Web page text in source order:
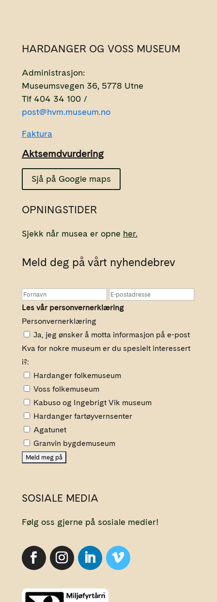
HARDANGER OG VOSS MUSEUM
Administrasjon:
Museumsvegen 36, 5778 Utne
Tlf 404 34 100 /
post@hvm.museum.no
Faktura
Aktsemdvurdering
Sjå på Google maps
OPNINGSTIDER
Sjekk når musea er opne her.
Meld deg på vårt nyhendebrev
Les vår personvernerklæring
Personvernerklæring
Ja, jeg ønsker å motta informasjon på e-post
Kva for nokre museum er du spesielt interessert
i?:
Hardanger folkemuseum
Voss folkemuseum
Kabuso og Ingebrigt Vik museum
Hardanger fartøyvernsenter
Agatunet
Granvin bygdemuseum
SOSIALE MEDIA
Følg oss gjerne på sosiale medier!